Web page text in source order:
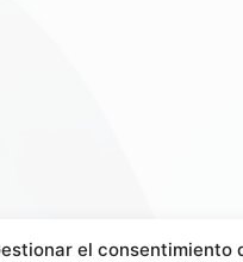
el consentimiento